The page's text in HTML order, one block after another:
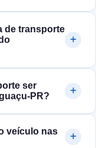
de transporte
ser
veículo nas